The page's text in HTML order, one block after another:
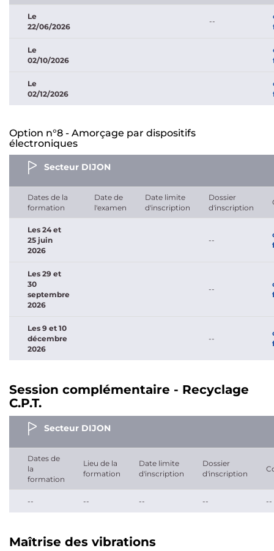
Le
22/06/2026
--
Le
02/10/2026
Le
02/12/2026
Option n°8 - Amorçage par dispositifs
électroniques
Secteur DIJON
Dates de la
formation
Date de
l'examen
Date limite
d'inscription
Dossier
d'inscription
Les 24 et
25 juin
2026
--
Les 29 et
30
septembre
2026
--
Les 9 et 10
décembre
2026
--
Session complémentaire - Recyclage
C.P.T.
Secteur DIJON
Dates de
la
formation
Lieu de la
formation
Date limite
d'inscription
Dossier
d'inscription
-- -- -- -- --
Maîtrise des vibrations